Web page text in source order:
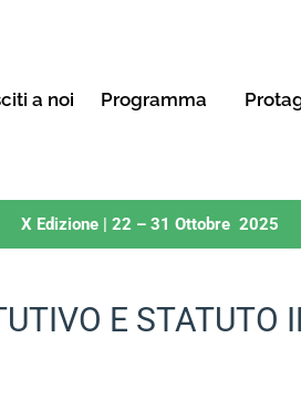
a noi Programma
X Edizione | 22 – 31 Ottobre 2025
E STATUTO